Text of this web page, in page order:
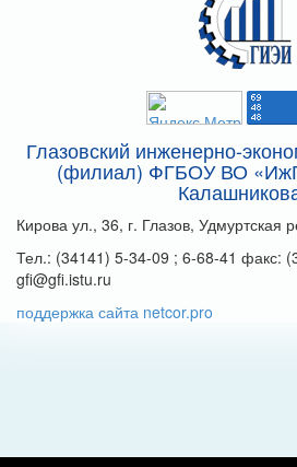
Глазовский инженерно-
(филиал) ФГБОУ ВО
Кирова ул., 36, г. Глазов, Удмуртская
Тел.: (34141) 5-34-09 ; 6-68-41 факс:
gfi@gfi.istu.ru
поддержка сайта netcor.pro